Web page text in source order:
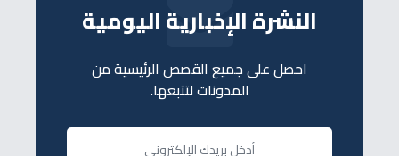
النشرة الإخبارية اليومية
احصل على جميع القصص الرئيسية من
المدونات لتتبعها.